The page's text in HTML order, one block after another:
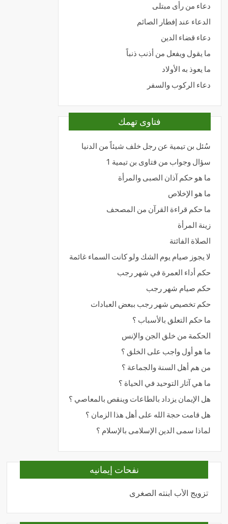
دعاء من رأى مبتلى
الدعاء عند إفطار الصائم
دعاء قضاء الدين
ما يقول ويفعل من أذنب ذنباً
ما يعوذ به الأولاد
دعاء الركوب والسفر
فتاوى تهمك
سُئل بن تيمية عن رجل خلف شيئاً من الدنيا
سؤال وجواب من فتاوى بن تيمية 1
ما هو حكم آذان الصبى والمرأة
ما هو الإخلاص
ما حكم قراءة القرآن من المصحف
زينة المرأة
الصلاة الفائتة
لا يجوز صيام يوم الشك ولو كانت السماء غائمة
حكم أداء العمرة في شهر رجب
حكم صيام شهر رجب
حكم تخصيص شهر رجب ببعض العبادات
ما حكم التعلق بالأسباب ؟
الحكمة من خلق الجن والإنس
ما هو أول واجب على الخلق ؟
من هم أهل السنة والجماعة ؟
ما هي آثار التوحيد في الحياة ؟
هل الإيمان يزداد بالطاعات وينقص بالمعاصي ؟
هل قامت حجة الله على أهل هذا الزمان ؟
لماذا سمى الدين الإسلامى بالإسلام ؟
نفحات إيمانيه
تزويج الأب ابنته الصغرى